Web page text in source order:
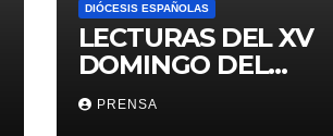
DIÓCESIS ESPAÑOLAS
LECTURAS DEL XV
DOMINGO DEL
TIEMPO
ORDINARIO (A)
PRENSA